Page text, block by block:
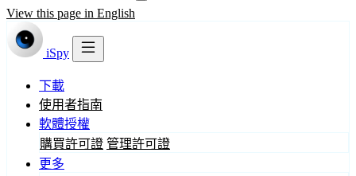
View this page in English
iSpy
下載
使用者指南
軟體授權
購買許可證 管理許可證
更多